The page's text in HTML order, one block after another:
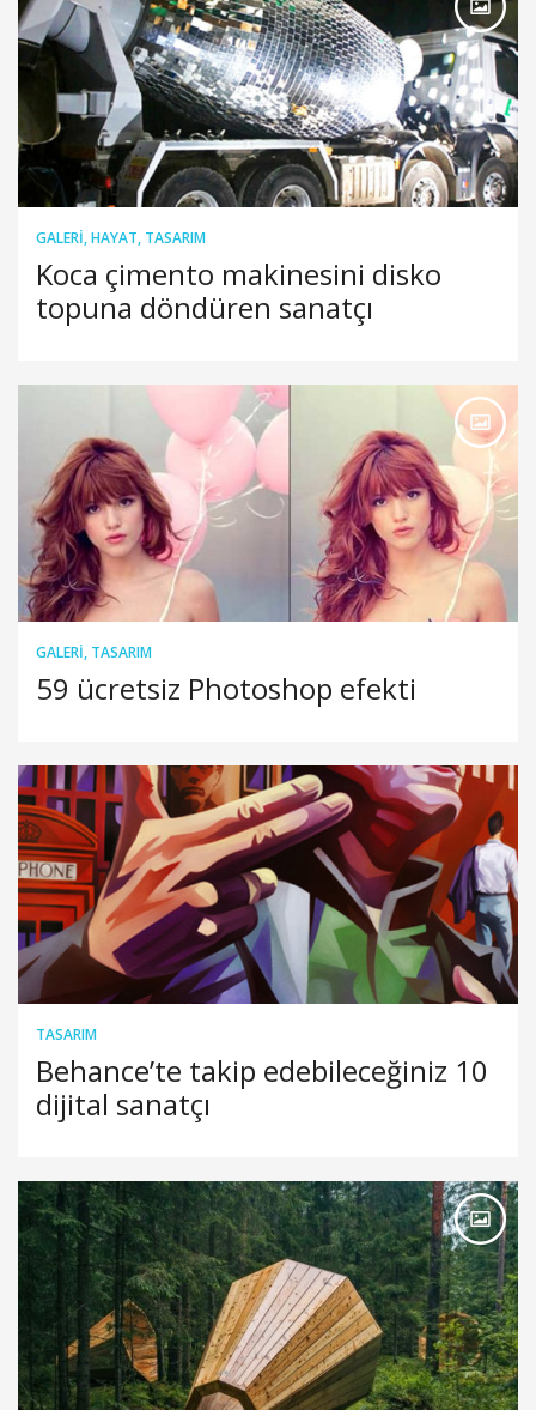
GALERI,HAYAT, TASARIM
Koca çimento makinesini disko
topuna döndüren sanatçı
GALERI, TASARIM
59 ücretsiz Photoshop efekti
TASARIM
Behance’te takip edebileceğiniz 10
dijital sanatçı